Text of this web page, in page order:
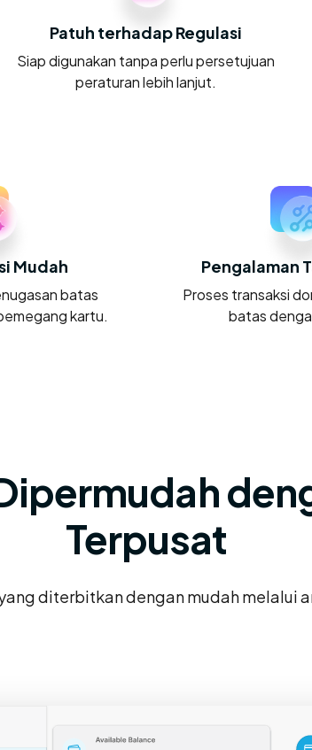
Patuh terhadap Regulasi
Siap digunakan tanpa perlu persetujuan
peraturan lebih lanjut.
Mudah
batas
kartu.
Pengalaman
Proses transaksi
batas
Terpusat
diterbitkan dengan mudah melalui